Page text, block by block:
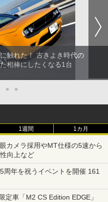
触れた！ 古きよき時代の
相棒にしたくなる1台
● ●
1週間 1カ月
カメラ採用やMT仕様の5速から
向上など
周年を祝うイベントを開催 161
定車「M2 CS Edition EDGE」